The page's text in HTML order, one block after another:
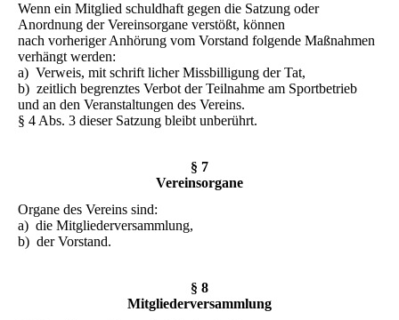
Wenn ein Mitglied schuldhaft gegen die Satzung oder
Anordnung der Vereinsorgane verstößt, können
nach vorheriger Anhörung vom Vorstand folgende Maßnahmen
verhängt werden:
a) Verweis, mit schrift licher Missbilligung der Tat,
b) zeitlich begrenztes Verbot der Teilnahme am Sportbetrieb
und an den Veranstaltungen des Vereins.
§ 4 Abs. 3 dieser Satzung bleibt unberührt.
§ 7
Vereinsorgane
Organe des Vereins sind:
a) die Mitgliederversammlung,
b) der Vorstand.
§ 8
Mitgliederversammlung